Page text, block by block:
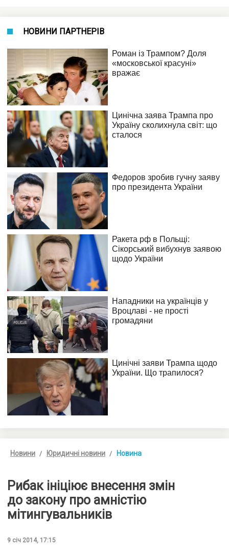
НОВИНИ ПАРТНЕРІВ
Новини Юридичні новини Новина
Рибак ініціює внесення змін
до закону про амністію
мітингувальників
9 січ 2014, 17:15